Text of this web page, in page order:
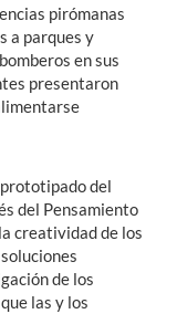
pirómanas
a parques y
en sus
presentaron
del
del Pensamiento
creatividad de los
de los
las y los